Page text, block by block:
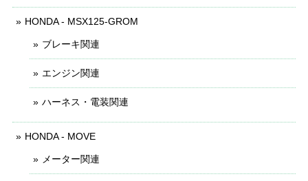
HONDA - MSX125-GROM
ブレーキ関連
エンジン関連
ハーネス・電装関連
HONDA - MOVE
メーター関連